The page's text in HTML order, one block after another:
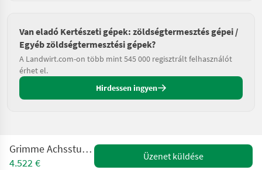
Van eladó Kertészeti gépek: zöldségtermesztés gépei /
Egyéb zöldségtermesztési gépek?
A Landwirt.com-on több mint 545 000 regisztrált felhasználót
érhet el.
Hirdessen ingyen
Grimme Achsstummel Evo 290
4.522 €
Üzenet küldése